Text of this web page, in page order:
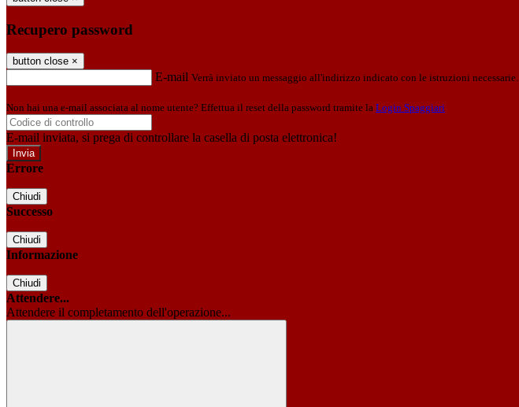
Recupero password
button close ×
E-mail Verrà inviato un messaggio all'indirizzo indicato con le istruzioni necessarie.
Non hai una e-mail associata al nome utente? Effettua il reset della password tramite la Login Spaggiari
E-mail inviata, si prega di controllare la casella di posta elettronica!
Errore
Chiudi
Successo
Chiudi
Informazione
Chiudi
Attendere...
Attendere il completamento dell'operazione...